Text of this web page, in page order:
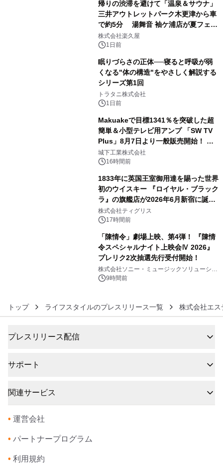
帰りの渋滞を避けて「温泉＆サウナ」
三井アウトレットパーク木更津から車
で約5分 湯舞音 袖ケ浦店が夏フェア
メニューを提供
株式会社楽久屋
1日前
眠りづらさの正体──寝ると呼吸が弱
くなる"体の構造"をやさしく解説する
シリーズ第1回
トラタニ株式会社
1日前
Makuakeで目標1341％を突破した超
簡単＆小型テレビ用アンプ 「SW TV
Plus」8月7日より一般販売開始！ ケ
ーブル1本つなぐだけ、テレビの音が
ぐっと豊かに
城下工業株式会社
16時間前
1833年に英国王室御用達を賜った世界
初のウイスキー 『ロイヤル・ブラック
ラ』の旗艦店が2026年6月新宿に誕
生 バカルディ ジャパンと連携した
没入型バー「BAR Arca」
株式会社ティグリス
17時間前
「陳情令」劇場上映、第4弾！ 『陳情
令スペシャルナイト上映会Ⅳ 2026』
プレリク2次抽選先行受付開始！
株式会社ソニー・ミュージックソリューショ
ンズ9時間前
トップ ライフスタイルのプレスリリース一覧 株式会社エ
プレスリリース配信
サポート
関連サービス
• 運営会社
• パートナープログラム
• 利用規約